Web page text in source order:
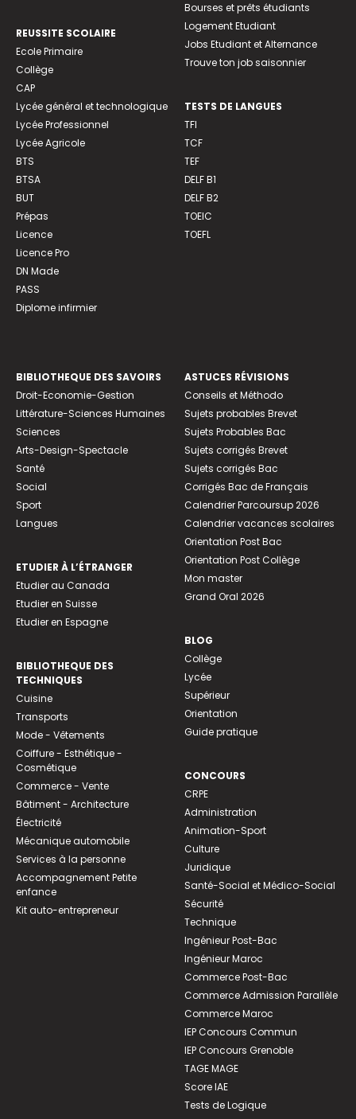
REUSSITE SCOLAIRE
Ecole Primaire
Collège
CAP
Lycée général et technologique
Lycée Professionnel
Lycée Agricole
BTS
BTSA
BUT
Prépas
Licence
Licence Pro
DN Made
PASS
Diplome infirmier
Bourses et prêts étudiants
Logement Etudiant
Jobs Etudiant et Alternance
Trouve ton job saisonnier
TESTS DE LANGUES
TFI
TCF
TEF
DELF B1
DELF B2
TOEIC
TOEFL
BIBLIOTHEQUE DES SAVOIRS
Droit-Economie-Gestion
Littérature-Sciences Humaines
Sciences
Arts-Design-Spectacle
Santé
Social
Sport
Langues
ETUDIER À L’ÉTRANGER
Etudier au Canada
Etudier en Suisse
Etudier en Espagne
BIBLIOTHEQUE DES
TECHNIQUES
Cuisine
Transports
Mode - Vêtements
Coiffure - Esthétique -
Cosmétique
Commerce - Vente
Bâtiment - Architecture
Électricité
Mécanique automobile
Services à la personne
Accompagnement Petite
enfance
Kit auto-entrepreneur
ASTUCES RÉVISIONS
Conseils et Méthodo
Sujets probables Brevet
Sujets Probables Bac
Sujets corrigés Brevet
Sujets corrigés Bac
Corrigés Bac de Français
Calendrier Parcoursup 2026
Calendrier vacances scolaires
Orientation Post Bac
Orientation Post Collège
Mon master
Grand Oral 2026
BLOG
Collège
Lycée
Supérieur
Orientation
Guide pratique
CONCOURS
CRPE
Administration
Animation-Sport
Culture
Juridique
Santé-Social et Médico-Social
Sécurité
Technique
Ingénieur Post-Bac
Ingénieur Maroc
Commerce Post-Bac
Commerce Admission Parallèle
Commerce Maroc
IEP Concours Commun
IEP Concours Grenoble
TAGE MAGE
Score IAE
Tests de Logique